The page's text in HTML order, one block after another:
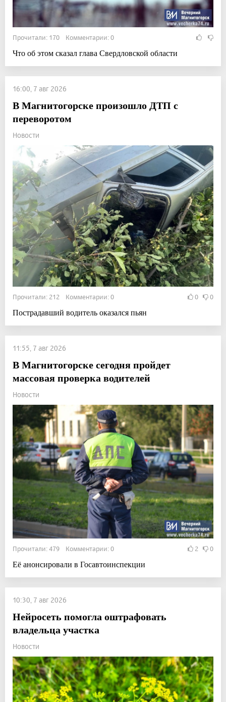
Прочитали: 170 Комментарии: 0
Что об этом сказал глава Свердловской области
16:00, 7 авг 2026
В Магнитогорске произошло ДТП с
переворотом
Новости
Прочитали: 212 Комментарии: 0 0 0
Пострадавший водитель оказался пьян
11:55, 7 авг 2026
В Магнитогорске сегодня пройдет
массовая проверка водителей
Новости
Прочитали: 479 Комментарии: 0 2 0
Её анонсировали в Госавтоинспекции
10:30, 7 авг 2026
Нейросеть помогла оштрафовать
владельца участка
Новости